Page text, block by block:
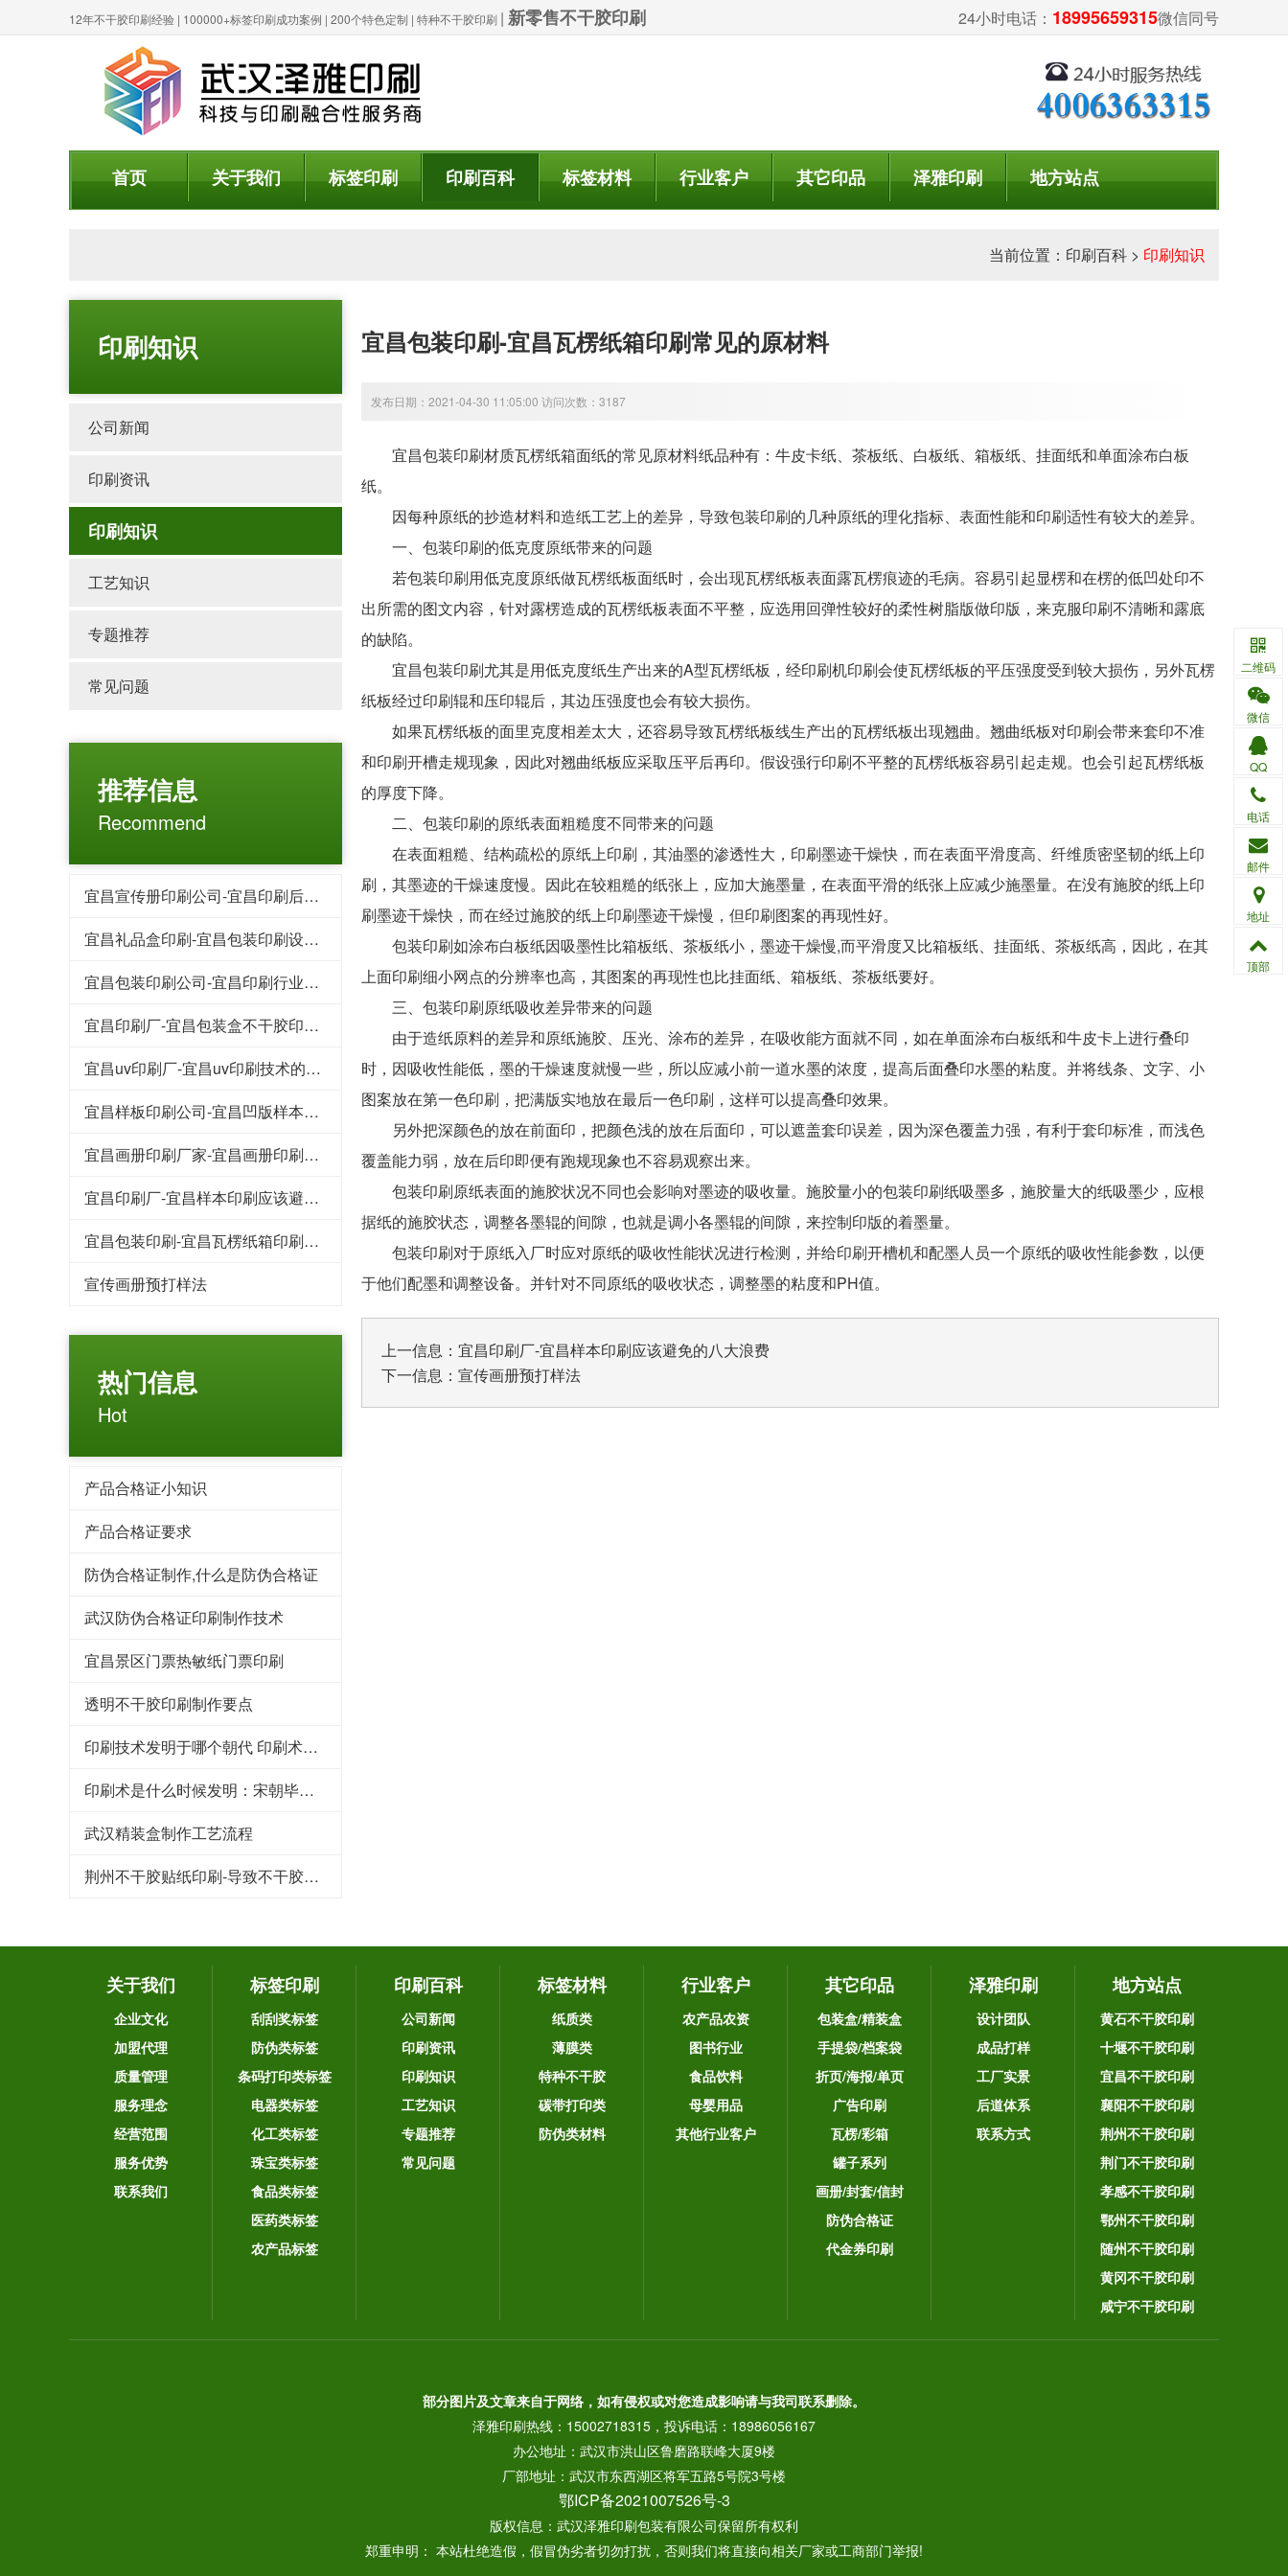
12年不干胶印刷经验 | 100000+标签印刷成功案例 | 200个特色定制 | 特种不干胶印刷 | 新零售不干胶印刷 24小时电话： 18995659315微信同号
首页 关于我们 标签印刷 印刷百科 标签材料 行业客户 其它印品 泽雅印刷 地方站点
当前位置： 印刷百科 > 印刷知识
印刷知识
公司新闻
印刷资讯
印刷知识
工艺知识
专题推荐
常见问题
推荐信息
Recommend
宜昌宣传册印刷公司-宜昌印刷后常见的工艺特点
宜昌礼品盒印刷-宜昌包装印刷设计行业的规范
宜昌包装印刷公司-宜昌印刷行业的这些专业术语
宜昌印刷厂-宜昌包装盒不干胶印刷基本知识和技巧
宜昌uv印刷厂-宜昌uv印刷技术的好处
宜昌样板印刷公司-宜昌凹版样本印刷工艺
宜昌画册印刷厂家-宜昌画册印刷知识点
宜昌印刷厂-宜昌样本印刷应该避免的八大浪费
宜昌包装印刷-宜昌瓦楞纸箱印刷常见的原材料
宣传画册预打样法
热门信息
Hot
产品合格证小知识
产品合格证要求
防伪合格证制作,什么是防伪合格证
武汉防伪合格证印刷制作技术
宜昌景区门票热敏纸门票印刷
透明不干胶印刷制作要点
印刷技术发明于哪个朝代 印刷术是哪个朝代发明的
印刷术是什么时候发明：宋朝毕昇发明（利于文化传承）
武汉精装盒制作工艺流程
荆州不干胶贴纸印刷-导致不干胶标签粘性下降的原因
宜昌包装印刷-宜昌瓦楞纸箱印刷常见的原材料
发布日期：2021-04-30 11:05:00 访问次数：3187
宜昌包装印刷材质瓦楞纸箱面纸的常见原材料纸品种有：牛皮卡纸、茶板纸、白板纸、箱板纸、挂面纸和单面涂布白板
纸。
因每种原纸的抄造材料和造纸工艺上的差异，导致包装印刷的几种原纸的理化指标、表面性能和印刷适性有较大的差异。
一、包装印刷的低克度原纸带来的问题
若包装印刷用低克度原纸做瓦楞纸板面纸时，会出现瓦楞纸板表面露瓦楞痕迹的毛病。容易引起显楞和在楞的低凹处印不
出所需的图文内容，针对露楞造成的瓦楞纸板表面不平整，应选用回弹性较好的柔性树脂版做印版，来克服印刷不清晰和露底
的缺陷。
宜昌包装印刷尤其是用低克度纸生产出来的A型瓦楞纸板，经印刷机印刷会使瓦楞纸板的平压强度受到较大损伤，另外瓦楞
纸板经过印刷辊和压印辊后，其边压强度也会有较大损伤。
如果瓦楞纸板的面里克度相差太大，还容易导致瓦楞纸板线生产出的瓦楞纸板出现翘曲。翘曲纸板对印刷会带来套印不准
和印刷开槽走规现象，因此对翘曲纸板应采取压平后再印。假设强行印刷不平整的瓦楞纸板容易引起走规。也会引起瓦楞纸板
的厚度下降。
二、包装印刷的原纸表面粗糙度不同带来的问题
在表面粗糙、结构疏松的原纸上印刷，其油墨的渗透性大，印刷墨迹干燥快，而在表面平滑度高、纤维质密坚韧的纸上印
刷，其墨迹的干燥速度慢。因此在较粗糙的纸张上，应加大施墨量，在表面平滑的纸张上应减少施墨量。在没有施胶的纸上印
刷墨迹干燥快，而在经过施胶的纸上印刷墨迹干燥慢，但印刷图案的再现性好。
包装印刷如涂布白板纸因吸墨性比箱板纸、茶板纸小，墨迹干燥慢,而平滑度又比箱板纸、挂面纸、茶板纸高，因此，在其
上面印刷细小网点的分辨率也高，其图案的再现性也比挂面纸、箱板纸、茶板纸要好。
三、包装印刷原纸吸收差异带来的问题
由于造纸原料的差异和原纸施胶、压光、涂布的差异，在吸收能方面就不同，如在单面涂布白板纸和牛皮卡上进行叠印
时，因吸收性能低，墨的干燥速度就慢一些，所以应减小前一道水墨的浓度，提高后面叠印水墨的粘度。并将线条、文字、小
图案放在第一色印刷，把满版实地放在最后一色印刷，这样可以提高叠印效果。
另外把深颜色的放在前面印，把颜色浅的放在后面印，可以遮盖套印误差，因为深色覆盖力强，有利于套印标准，而浅色
覆盖能力弱，放在后印即便有跑规现象也不容易观察出来。
包装印刷原纸表面的施胶状况不同也会影响对墨迹的吸收量。施胶量小的包装印刷纸吸墨多，施胶量大的纸吸墨少，应根
据纸的施胶状态，调整各墨辊的间隙，也就是调小各墨辊的间隙，来控制印版的着墨量。
包装印刷对于原纸入厂时应对原纸的吸收性能状况进行检测，并给印刷开槽机和配墨人员一个原纸的吸收性能参数，以便
于他们配墨和调整设备。并针对不同原纸的吸收状态，调整墨的粘度和PH值。
上一信息： 宜昌印刷厂-宜昌样本印刷应该避免的八大浪费
下一信息： 宣传画册预打样法
关于我们
企业文化
加盟代理
质量管理
服务理念
经营范围
服务优势
联系我们
标签印刷
刮刮奖标签
防伪类标签
条码打印类标签
电器类标签
化工类标签
珠宝类标签
食品类标签
医药类标签
农产品标签
印刷百科
公司新闻
印刷资讯
印刷知识
工艺知识
专题推荐
常见问题
标签材料
纸质类
薄膜类
特种不干胶
碳带打印类
防伪类材料
行业客户
农产品农资
图书行业
食品饮料
母婴用品
其他行业客户
其它印品
包装盒/精装盒
手提袋/档案袋
折页/海报/单页
广告印刷
瓦楞/彩箱
罐子系列
画册/封套/信封
防伪合格证
代金券印刷
泽雅印刷
设计团队
成品打样
工厂实景
后道体系
联系方式
地方站点
黄石不干胶印刷
十堰不干胶印刷
宜昌不干胶印刷
襄阳不干胶印刷
荆州不干胶印刷
荆门不干胶印刷
孝感不干胶印刷
鄂州不干胶印刷
随州不干胶印刷
黄冈不干胶印刷
咸宁不干胶印刷
部分图片及文章来自于网络，如有侵权或对您造成影响请与我司联系删除。
泽雅印刷热线：15002718315，投诉电话：18986056167
办公地址：武汉市洪山区鲁磨路联峰大厦9楼
厂部地址：武汉市东西湖区将军五路5号院3号楼
鄂ICP备2021007526号-3
版权信息：武汉泽雅印刷包装有限公司保留所有权利
郑重申明： 本站杜绝造假，假冒伪劣者切勿打扰，否则我们将直接向相关厂家或工商部门举报!
二维码
微信
QQ
电话
邮件
地址
顶部